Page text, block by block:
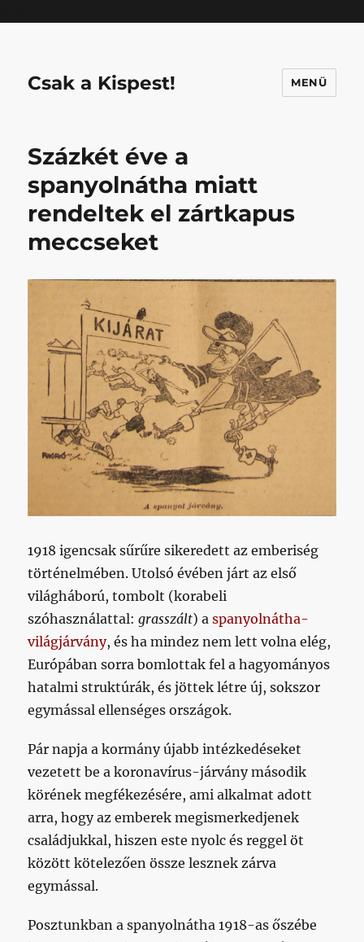
Csak a Kispest! MENÜ
Százkét éve a
spanyolnátha miatt
rendeltek el zártkapus
meccseket
1918 igencsak sűrűre sikeredett az emberiség
történelmében. Utolsó évében járt az első
világháború, tombolt (korabeli
szóhasználattal:grasszált) aspanyolnátha-
világjárvány, és ha mindez nem lett volna elég,
Európában sorra bomlottak fel a hagyományos
hatalmi struktúrák, és jöttek létre új, sokszor
egymással ellenséges országok.
Pár napja a kormány újabb intézkedéseket
vezetett be a koronavírus-járvány második
körének megfékezésére, ami alkalmat adott
arra, hogy az emberek megismerkedjenek
családjukkal, hiszen este nyolc és reggel öt
között kötelezően össze lesznek zárva
egymással.
Posztunkban a spanyolnátha 1918-as őszébe